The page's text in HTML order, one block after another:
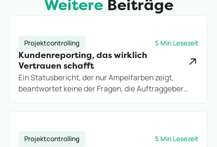
WeitereBeiträge
Projektcontrolling 5 Min Lesezeit
Kundenreporting, das wirklich
Vertrauen schafft
Ein Statusbericht, der nur Ampelfarben zeigt,
beantwortet keine der Fragen, die Auftraggeber
Kundenreporting auf, das Vertrauen schafft statt
Projektcontrolling 5 Min Lesezeit